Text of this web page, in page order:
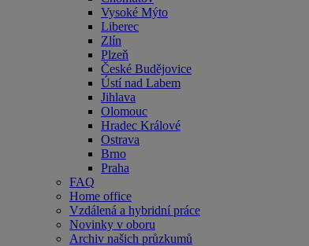
Vysoké Mýto
Liberec
Zlín
Plzeň
České Budějovice
Ústí nad Labem
Jihlava
Olomouc
Hradec Králové
Ostrava
Brno
Praha
FAQ
Home office
Vzdálená a hybridní práce
Novinky v oboru
Archiv našich průzkumů